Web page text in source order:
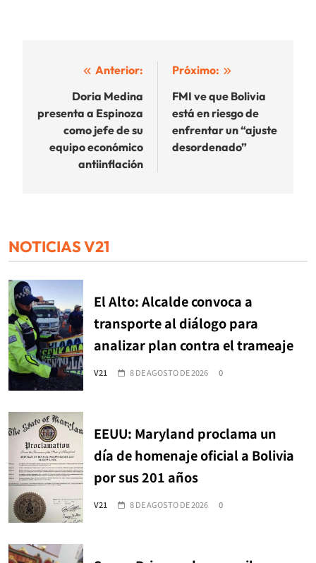
Navegación
entradas
Anterior:
Doria Medina
presenta a Espinoza
como jefe de su
equipo económico
antiinflación
Próximo:
FMI ve que Bolivia
está en riesgo de
enfrentar un “ajuste
desordenado”
NOTICIAS V21
El Alto: Alcalde convoca a
transporte al diálogo para
analizar plan contra el trameaje
V21 8 DE AGOSTO DE 2026 0
EEUU: Maryland proclama un
día de homenaje oficial a Bolivia
por sus 201 años
V21 8 DE AGOSTO DE 2026 0